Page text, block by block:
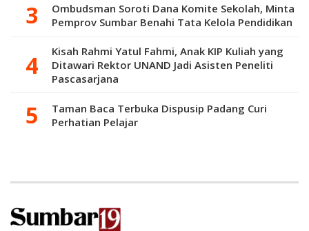
Ombudsman Soroti Dana Komite Sekolah, Minta
Pemprov Sumbar Benahi Tata Kelola Pendidikan
Kisah Rahmi Yatul Fahmi, Anak KIP Kuliah yang
Ditawari Rektor UNAND Jadi Asisten Peneliti
Pascasarjana
Taman Baca Terbuka Dispusip Padang Curi
Perhatian Pelajar